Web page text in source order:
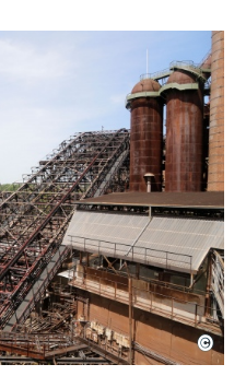
Völklinger Hütte mit
Völklinger Hütte | Karl
©